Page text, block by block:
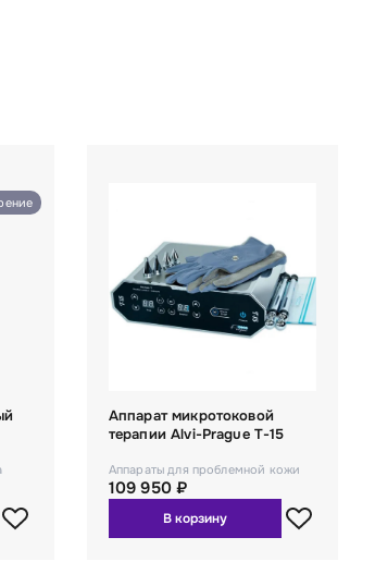
Аппарат микротоковой
терапии Alvi-Prague T-15
Аппараты для проблемной кожи
109 950 ₽
В корзину